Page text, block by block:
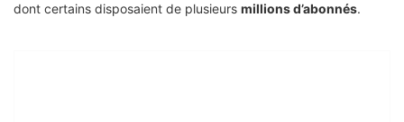
dont certains disposaient de plusieurs millions d’abonnés.